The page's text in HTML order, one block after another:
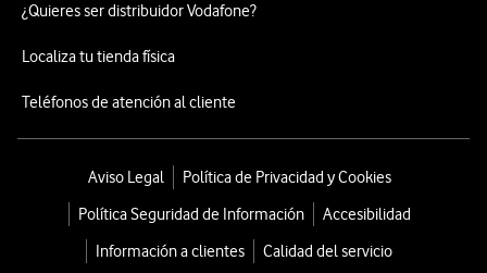
¿Quieres ser distribuidor Vodafone?
Localiza tu tienda física
Teléfonos de atención al cliente
Aviso Legal
Política de Privacidad y Cookies
Política Seguridad de Información
Accesibilidad
Información a clientes
Calidad del servicio